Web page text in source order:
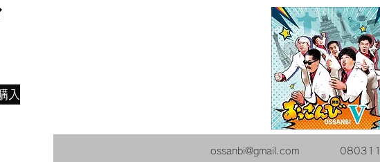
​
入
ossanbi@gmail.com